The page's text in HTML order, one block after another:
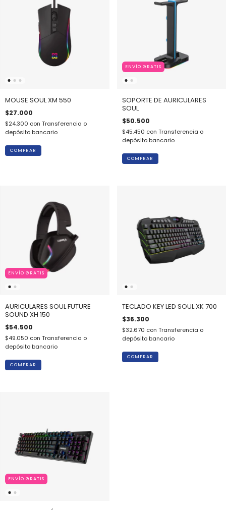
MOUSE SOUL XM 550
$27.000
$24.300 con Transferencia o
depósito bancario
ENVÍO GRATIS
SOPORTE DE AURICULARES
SOUL
$50.500
$45.450 con Transferencia o
depósito bancario
ENVÍO GRATIS
AURICULARES SOUL FUTURE
SOUND XH 150
$54.500
$49.050 con Transferencia o
depósito bancario
TECLADO KEY LED SOUL XK 700
$36.300
$32.670 con Transferencia o
depósito bancario
ENVÍO GRATIS